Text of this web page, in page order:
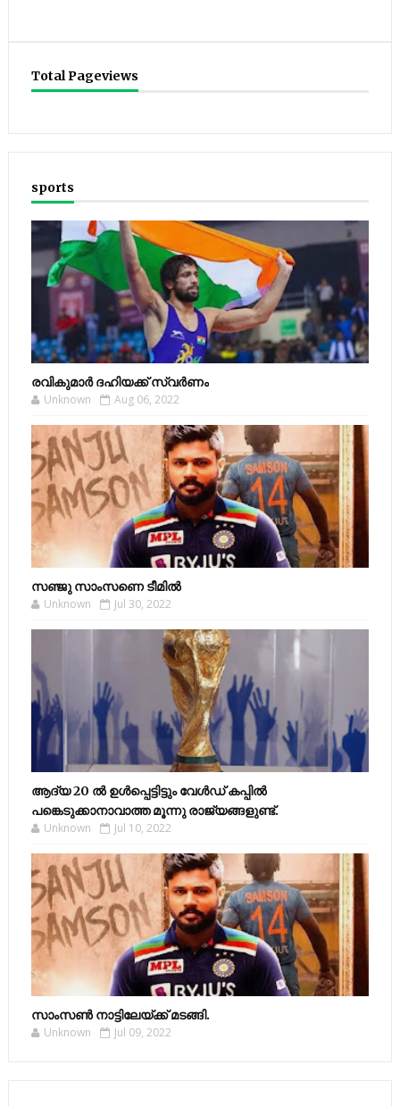
Total Pageviews
sports
രവികുമാര്‍ ദഹിയക്ക് സ്വര്‍ണം
Unknown Aug 06, 2022
സഞ്ജു സാംസണെ ടീമില്‍
Unknown Jul 30, 2022
ആദ്യ 20 ല്‍ ഉള്‍പ്പെട്ടിട്ടും വേള്‍ഡ് കപ്പില്‍
പങ്കെടുക്കാനാവാത്ത മൂന്നു രാജ്യങ്ങളുണ്ട്.
Unknown Jul 10, 2022
സാംസണ്‍ നാട്ടിലേയ്‌ക്ക് മടങ്ങി.
Unknown Jul 09, 2022